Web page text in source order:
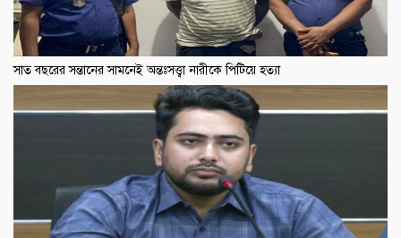
সাত বছরের সন্তানের সামনেই অন্তঃসত্ত্বা নারীকে পিটিয়ে হত্যা